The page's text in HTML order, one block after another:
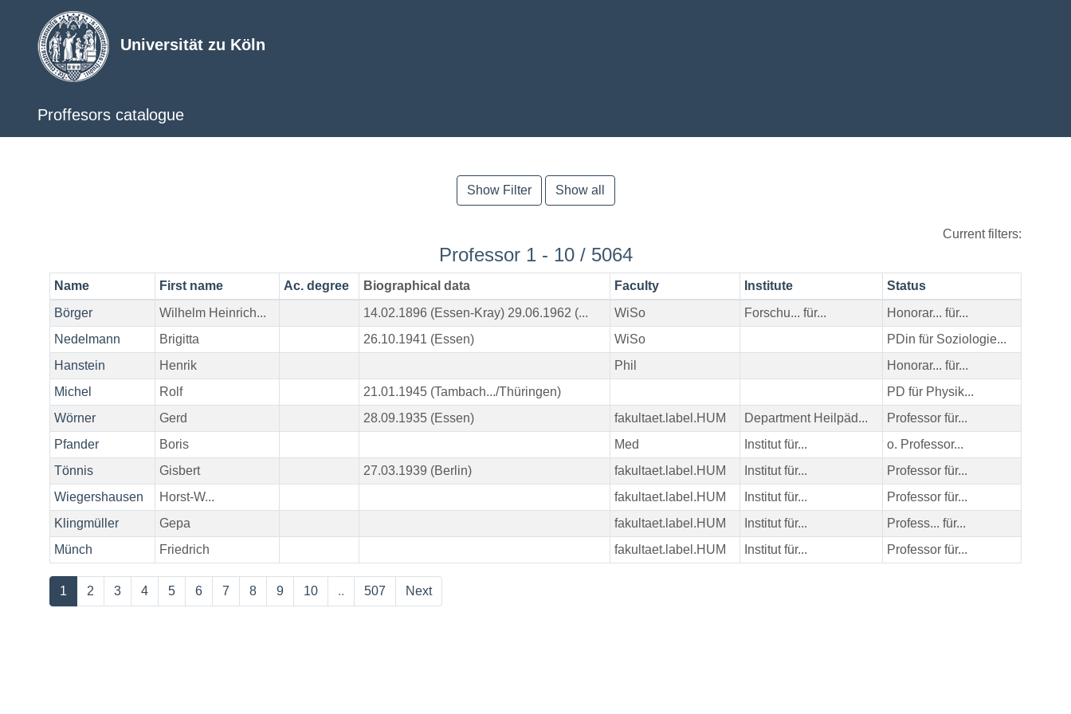
Universität zu Köln
Proffesors catalogue
Show Filter Show all
Current filters:
Professor 1 - 10 / 5064
Name First name Ac. degree Biographical data Faculty Institute
Status
Börger
Wilhelm Heinrich... 14.02.1896 (Essen-Kray) 29.06.1962 (... WiSo Forschu... für...
Honorar... für...
Nedelmann
Brigitta 26.10.1941 (Essen) WiSo
PDin für Soziologie...
Hanstein
Henrik Phil
Honorar... für...
Michel
Rolf 21.01.1945 (Tambach.../Thüringen)
PD für Physik...
Wörner
Gerd 28.09.1935 (Essen) fakultaet.label.HUM Department Heilpäd...
Professor für...
Pfander
Boris Med Institut für...
o. Professor...
Tönnis
Gisbert 27.03.1939 (Berlin) fakultaet.label.HUM Institut für...
Professor für...
Wiegershausen
Horst-W... fakultaet.label.HUM Institut für...
Professor für...
Klingmüller
Gepa fakultaet.label.HUM Institut für...
Profess... für...
Münch
Friedrich fakultaet.label.HUM Institut für... Professor für...
1 2 3 4 5 6 7 8 9 10 .. 507 Next